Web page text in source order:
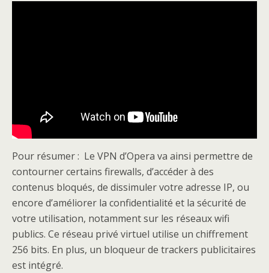
Pour résumer : Le VPN d’Opera va ainsi permettre de
contourner certains firewalls, d’accéder à des
contenus bloqués, de dissimuler votre adresse IP, ou
encore d’améliorer la confidentialité et la sécurité de
votre utilisation, notamment sur les réseaux wifi
publics. Ce réseau privé virtuel utilise un chiffrement
256 bits. En plus, un bloqueur de trackers publicitaires
est intégré.